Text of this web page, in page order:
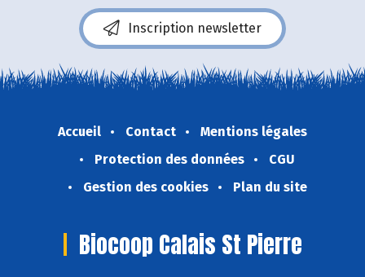
Inscription newsletter
Accueil Contact
Mentions légales
Protection des données
CGU
Gestion des cookies
Plan du site
Biocoop Calais St Pierre